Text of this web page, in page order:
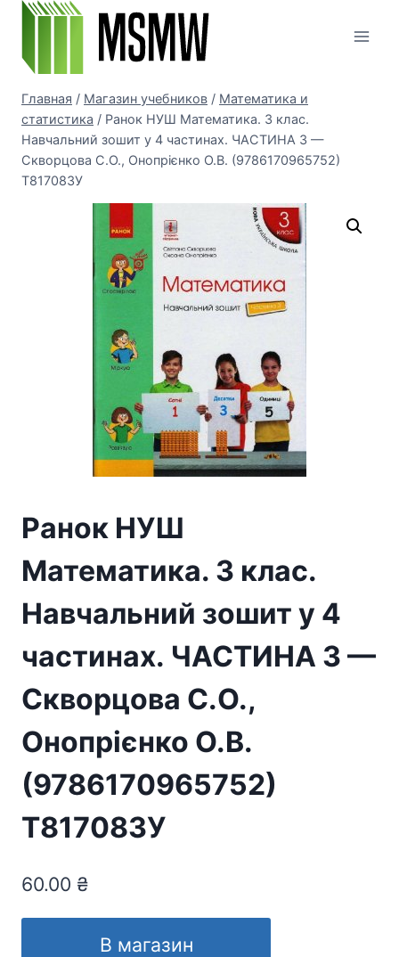
Перейти
содержимому
Главная / Магазин учебников / Математика и
статистика / Ранок НУШ Математика. 3 клас.
Навчальний зошит у 4 частинах. ЧАСТИНА 3 —
Скворцова С.О., Онопрієнко О.В. (9786170965752)
Т817083У
Ранок НУШ
Математика. 3 клас.
Навчальний зошит у 4
частинах. ЧАСТИНА 3 —
Скворцова С.О.,
Онопрієнко О.В.
(9786170965752)
Т817083У
60.00 ₴
В магазин